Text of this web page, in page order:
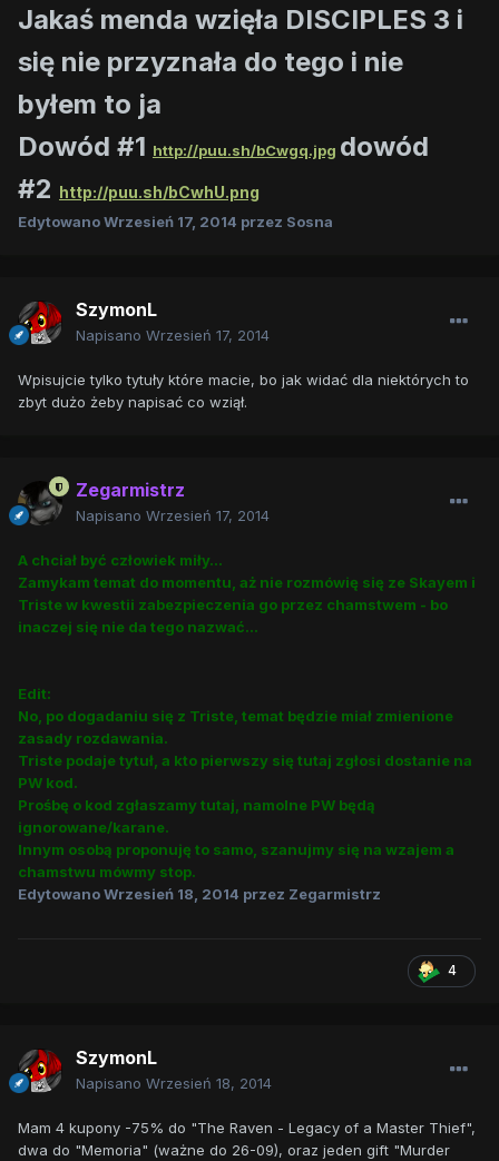
Jakaś menda wzięła DISCIPLES 3 i
się nie przyznała do tego i nie
byłem to ja
Dowód #1 http://puu.sh/bCwgq.jpg dowód
#2 http://puu.sh/bCwhU.png
EdytowanoWrzesień 17, 2014 przez Sosna
SzymonL
Napisano Wrzesień 17, 2014
Wpisujcie tylko tytuły które macie, bo jak widać dla niektórych to
zbyt dużo żeby napisać co wziął.
Zegarmistrz
Napisano Wrzesień 17, 2014
A chciał być człowiek miły...
Zamykam temat do momentu, aż nie rozmówię się ze Skayem i
Triste w kwestii zabezpieczenia go przez chamstwem - bo
inaczej się nie da tego nazwać...
Edit:
No, po dogadaniu się z Triste, temat będzie miał zmienione
zasady rozdawania.
Triste podaje tytuł, a kto pierwszy się tutaj zgłosi dostanie na
PW kod.
Prośbę o kod zgłaszamy tutaj, namolne PW będą
ignorowane/karane.
Innym osobą proponuję to samo, szanujmy się na wzajem a
chamstwu mówmy stop.
EdytowanoWrzesień 18, 2014 przez Zegarmistrz
4
SzymonL
Napisano Wrzesień 18, 2014
Mam 4 kupony -75% do "The Raven - Legacy of a Master Thief",
dwa do "Memoria" (ważne do 26-09), oraz jeden gift "Murder